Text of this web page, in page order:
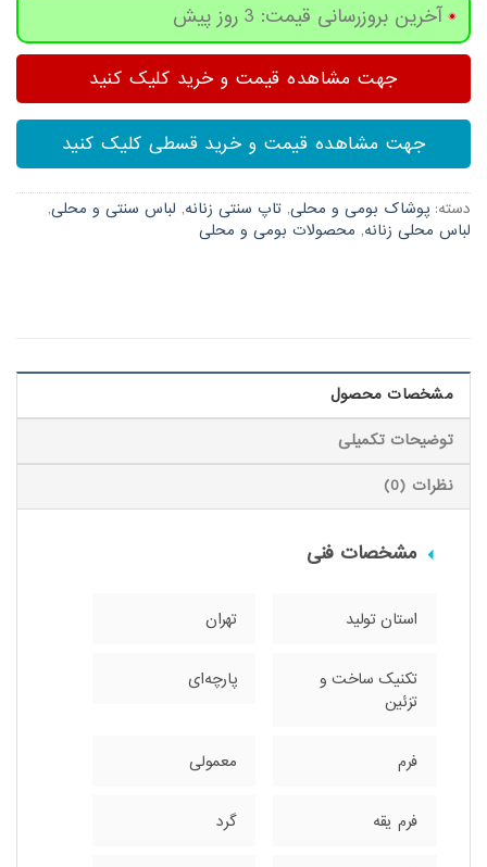
آخرین بروزرسانی قیمت: 3 روز پیش
جهت مشاهده قیمت و خرید کلیک کنید
جهت مشاهده قیمت و خرید قسطی کلیک کنید
دسته: پوشاک بومی و محلی, تاپ سنتی زنانه, لباس سنتی و محلی,
لباس محلی زنانه, محصولات بومی و محلی
مشخصات محصول
توضیحات تکمیلی
نظرات (0)
مشخصات فنی
استان تولید تهران
تکنیک ساخت و
تزئین
پارچه‌ای
فرم معمولی
فرم یقه گرد